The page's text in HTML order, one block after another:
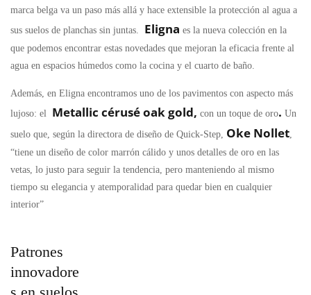
marca belga va un paso más allá y hace extensible la protección al agua a
sus suelos de planchas sin juntas. Eligna es la nueva colección en la
que podemos encontrar estas novedades que mejoran la eficacia frente al
agua en espacios húmedos como la cocina y el cuarto de baño.
Además, en Eligna encontramos uno de los pavimentos con aspecto más
lujoso: el Metallic cérusé oak gold, con un toque de oro. Un
suelo que, según la directora de diseño de Quick-Step, Oke Nollet,
“tiene un diseño de color marrón cálido y unos detalles de oro en las
vetas, lo justo para seguir la tendencia, pero manteniendo al mismo
tiempo su elegancia y atemporalidad para quedar bien en cualquier
interior”
Patrones
innovadore